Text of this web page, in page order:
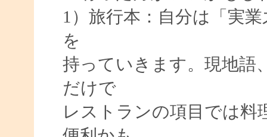
1）旅行本：自分は「実
を
持っていきます。現地語
だけで
レストランの項目では料